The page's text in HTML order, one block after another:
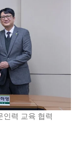
인력 교육 협력